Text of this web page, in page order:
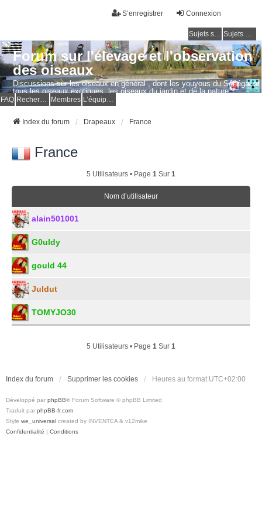
Connexion
S’enregistrer
Sujets sans réponse Sujets actifs
Forum sur l'élevage et l'observation
des oiseaux
Discussions sur les oiseaux en général , dont les youyous du Sénégal et
tous les oiseaux exotiques, les oiseaux du jardin et de la nature.
Questions, photos, expériences.
FAQ Membres
Index du forum Drapeaux France
France
5 Utilisateurs • Page 1 Sur 1
Nom d’utilisateur
alain501001
G0uldy
gould 44
Juldut
TOMYJO30
5 Utilisateurs • Page 1 Sur 1
Index du forum Supprimer les cookies Heures au format UTC+02:00
Développé par phpBB® Forum Software © phpBB Limited
Traduit par phpBB-fr.com
Style we_universal created by INVENTEA & v12mike
Confidentialité | Conditions